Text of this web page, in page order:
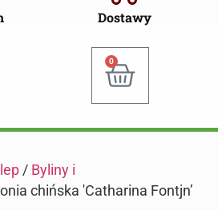
Dostawy
0
/ Byliny i
chińska 'Catharina Fontjn’